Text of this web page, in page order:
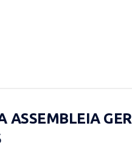
ASSEMBLEIA